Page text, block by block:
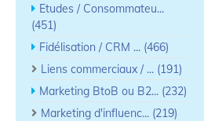
Etudes / Consommateu...
(451)
Fidélisation / CRM ... (466)
Liens commerciaux / ... (191)
Marketing BtoB ou B2... (232)
Marketing d'influenc... (219)